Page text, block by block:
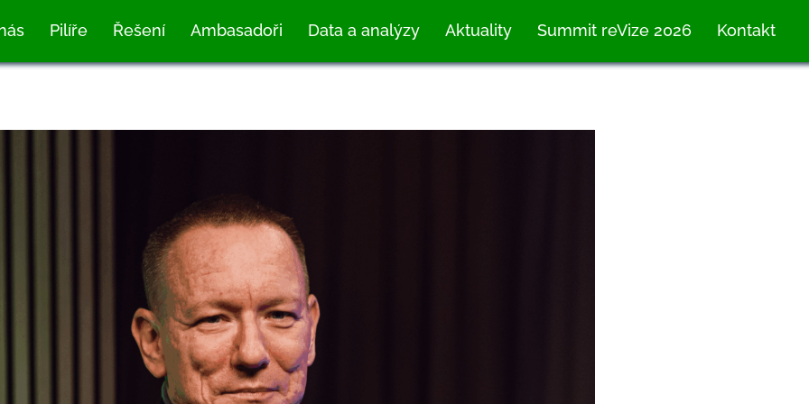
Pilíře Řešení Ambasadoři Data a analýzy Aktuality Summit reVize 2026 Kontakt